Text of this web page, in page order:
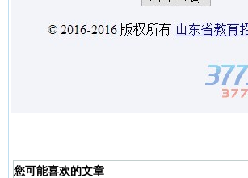
您可能喜欢的文章